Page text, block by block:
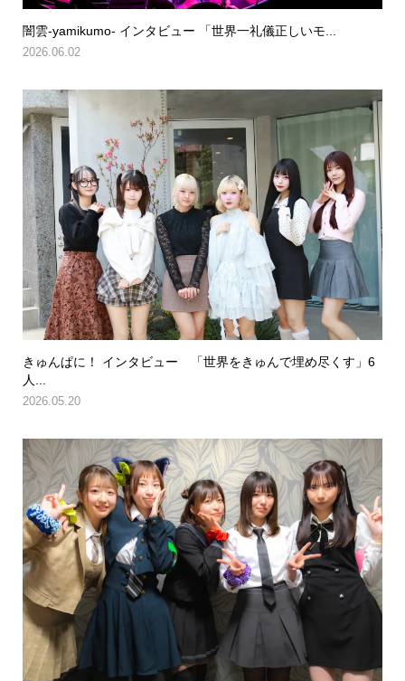
闇雲-yamikumo- インタビュー 「世界一礼儀正しいモ...
2026.06.02
きゅんぱに！ インタビュー 「世界をきゅんで埋め尽くす」6
人...
2026.05.20